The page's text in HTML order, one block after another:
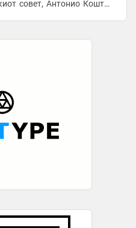
совет, Антонио Кошта“,